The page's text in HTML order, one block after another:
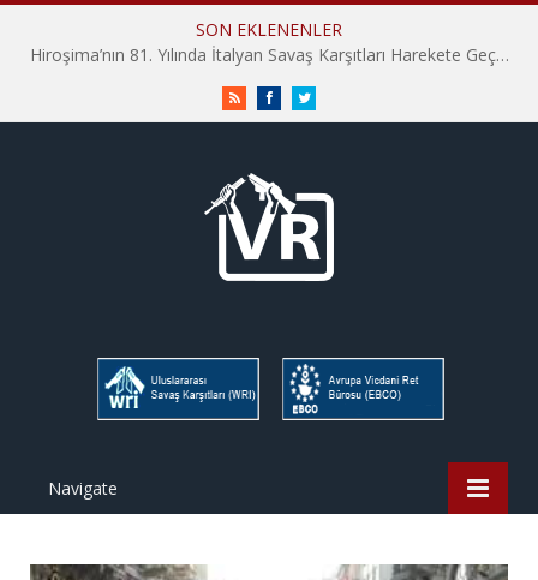
SON EKLENENLER
Hiroşima’nın 81. Yılında İtalyan Savaş Karşıtları Harekete Geçti: “Hatırlamak yeterli değil”
RSS FacebookTwitter
Navigate